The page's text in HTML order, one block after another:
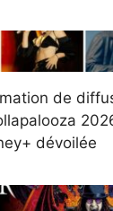
de
dévoilée